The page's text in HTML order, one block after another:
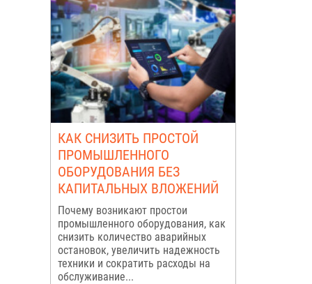
КАК СНИЗИТЬ ПРОСТОЙ
ПРОМЫШЛЕННОГО
ОБОРУДОВАНИЯ БЕЗ
КАПИТАЛЬНЫХ ВЛОЖЕНИЙ
Почему возникают простои
промышленного оборудования, как
снизить количество аварийных
остановок, увеличить надежность
техники и сократить расходы на
обслуживание...